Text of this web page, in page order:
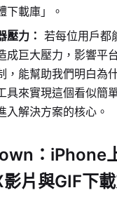
下載庫」。
壓力： 若每位用戶都
成巨大壓力，影響平
，能幫助我們明白為
具來實現這個看似簡
入解決方案的核心。
：iPhone
片與GIF下